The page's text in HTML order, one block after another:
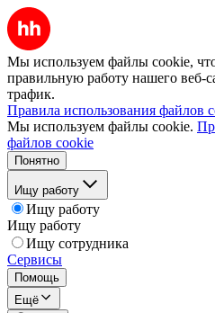
Мы используем файлы cookie,
правильную работу нашего веб-
трафик.
Правила использования файлов
Мы используем файлы cookie.
файлов cookie
Понятно
Ищу работу
Ищу работу
Ищу работу
Ищу сотрудника
Сервисы
Помощь
Ещё